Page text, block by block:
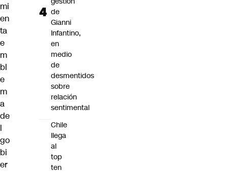
mi
en
ta
e
m
bl
e
m
a
de
l
go
bi
er
de
Gianni
Infantino,
en
medio
de
desmentidos
sobre
relación
sentimental
Chile
llega
al
top
ten